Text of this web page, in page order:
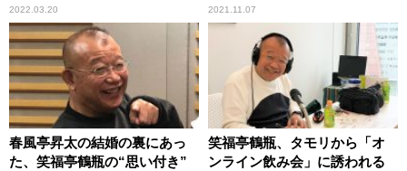
理解
2022.03.20
好かれる」
2021.11.07
春風亭昇太の結婚の裏にあっ
た、笑福亭鶴瓶の“思い付き”
笑福亭鶴瓶、タモリから「オ
ンライン飲み会」に誘われる